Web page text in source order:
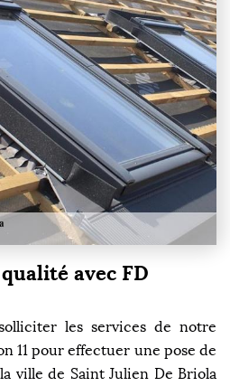
avec FD
les services de notre
11 pour effectuer une pose de
ville de Saint Julien De Briola